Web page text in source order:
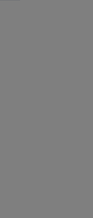
pestaña
una pestaña
en unaen una